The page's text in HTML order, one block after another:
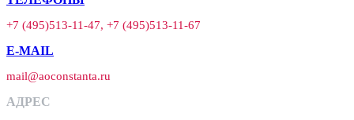
+7 (495)513-11-47, +7 (495)513-11-67
E-MAIL
mail@aoconstanta.ru
АДРЕС